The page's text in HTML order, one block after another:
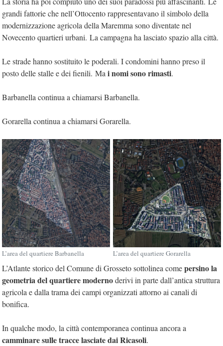
grandi fattorie che nell’Ottocento rappresentavano il simbolo della
modernizzazione agricola della Maremma sono diventate nel
Novecento quartieri urbani. La campagna ha lasciato spazio alla città.
Le strade hanno sostituito le poderali. I condomini hanno preso il
posto delle stalle e dei fienili. Ma i nomi sono rimasti.
Barbanella continua a chiamarsi Barbanella.
Gorarella continua a chiamarsi Gorarella.
L’area del quartiere Barbanella L’area del quartiere Gorarella
L’Atlante storico del Comune di Grosseto sottolinea comepersino la
geometria del quartiere modernoderivi in parte dall’antica struttura
agricola e dalla trama dei campi organizzati attorno ai canali di
bonifica.
In qualche modo, la città contemporanea continua ancora a
camminare sulle tracce lasciate dai Ricasoli.